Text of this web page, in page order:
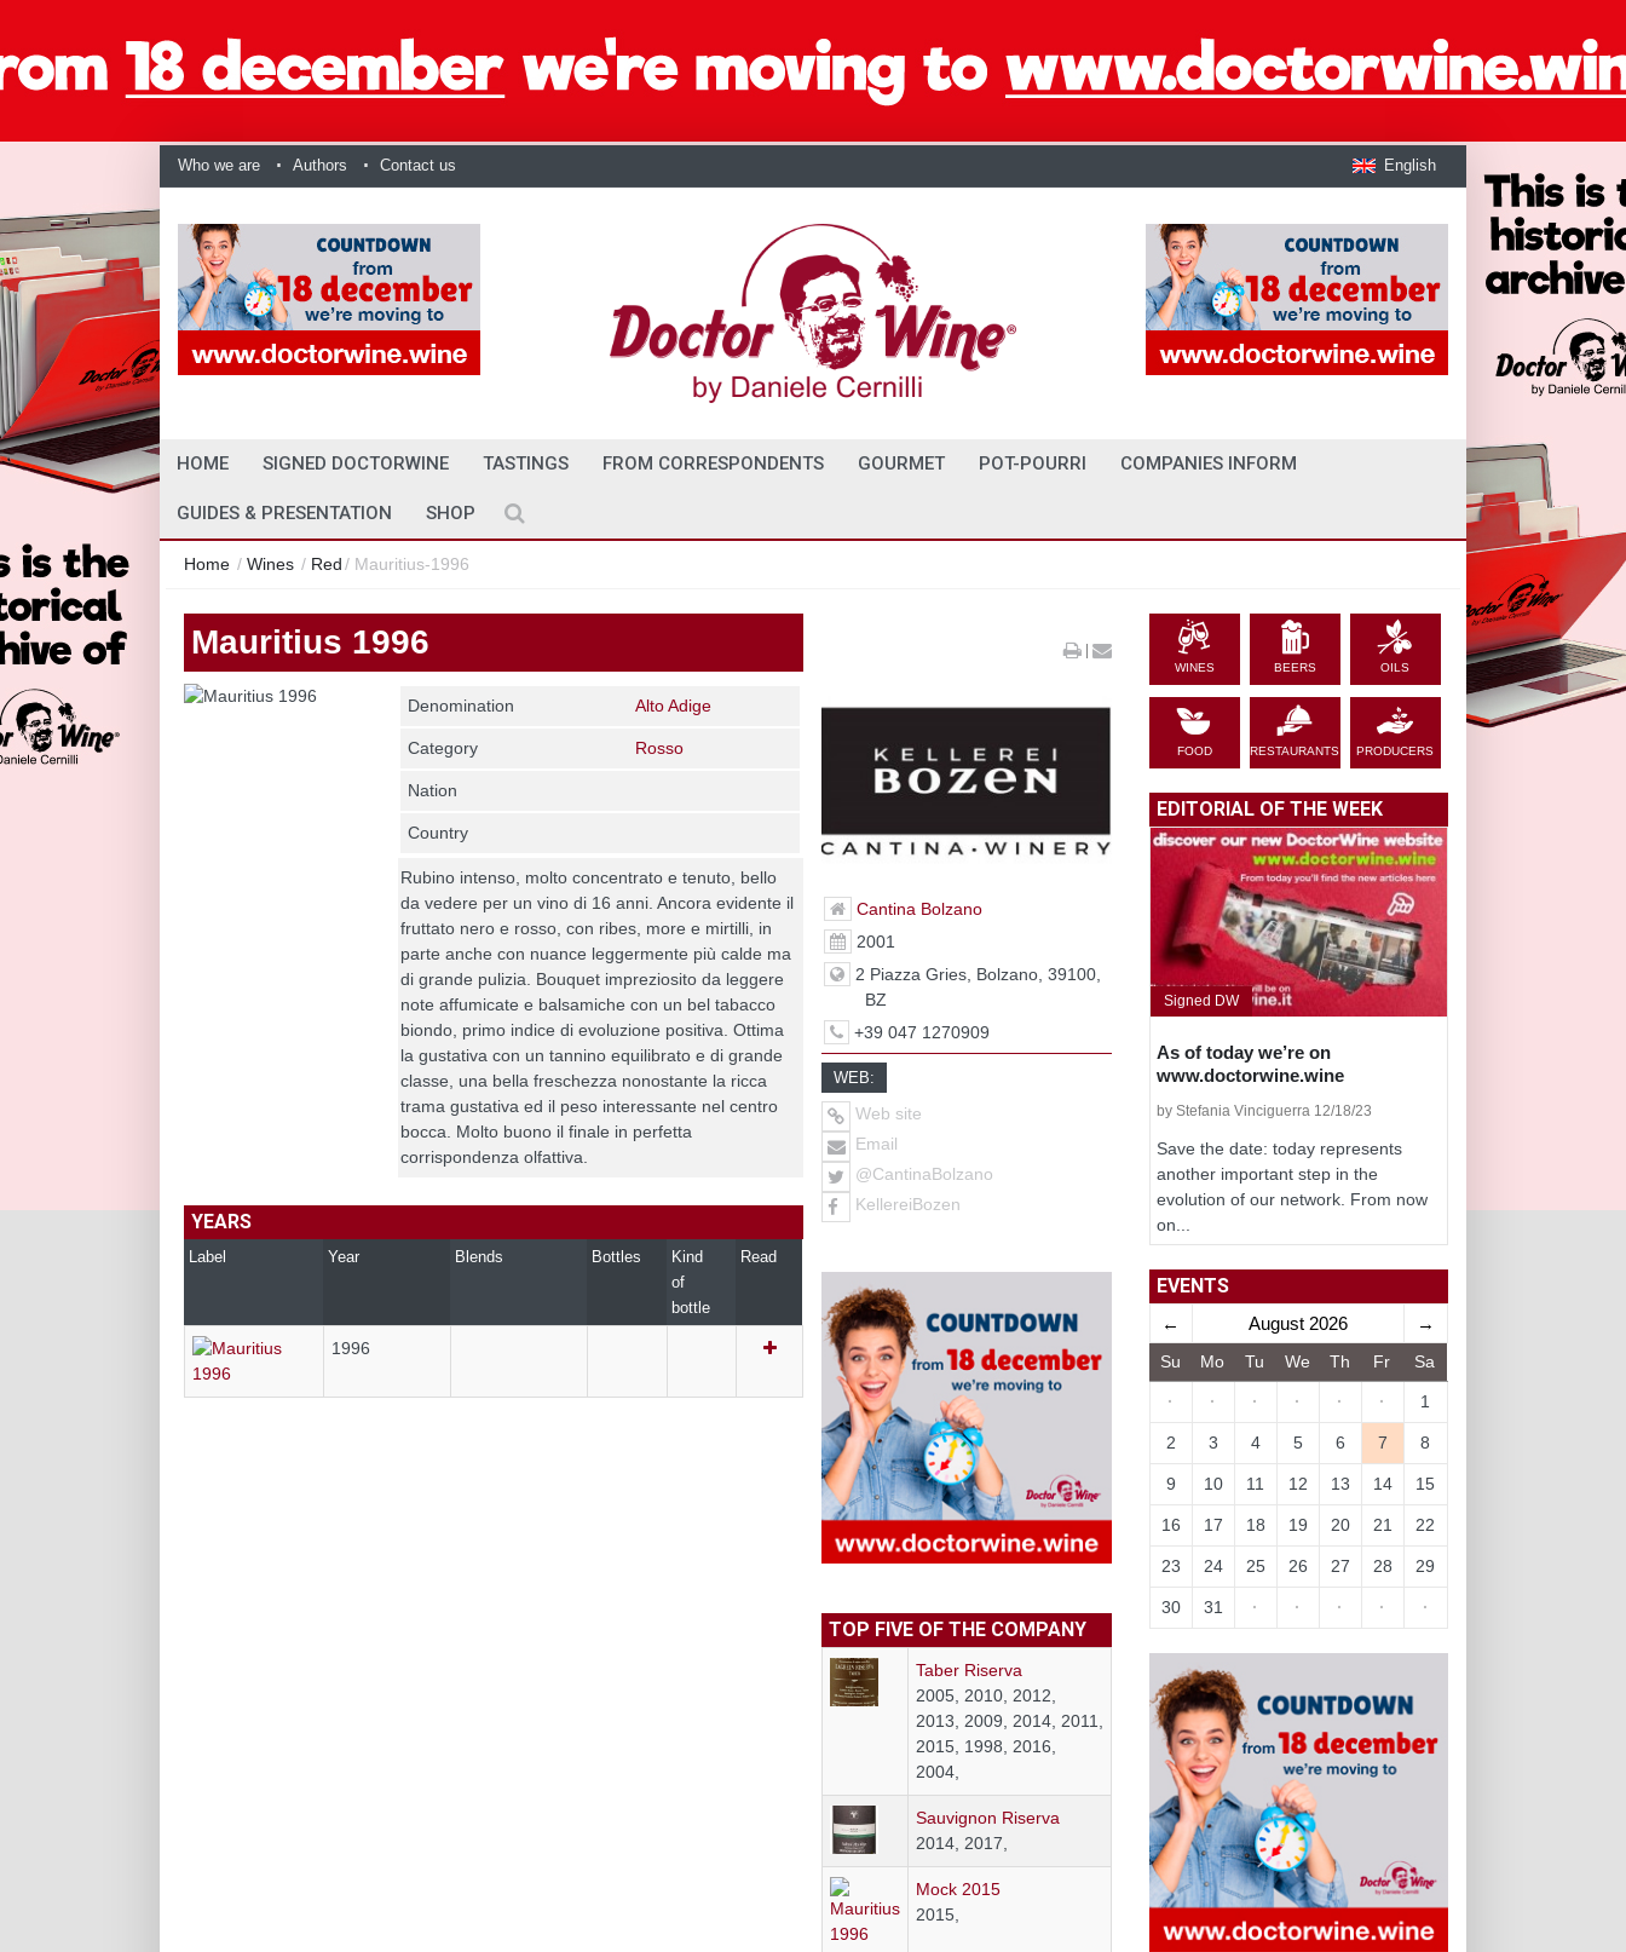
Who we are Authors Contact us English
HOME SIGNED DOCTORWINE TASTINGS FROM CORRESPONDENTS GOURMET POT-POURRI COMPANIES INFORM
GUIDES & PRESENTATION SHOP
Home / Wines / Red/ Mauritius-1996
Mauritius 1996
Denomination Alto Adige
Category Rosso
Nation
Country
Rubino intenso, molto concentrato e tenuto, bello
da vedere per un vino di 16 anni. Ancora evidente il
fruttato nero e rosso, con ribes, more e mirtilli, in
parte anche con nuance leggermente più calde ma
di grande pulizia. Bouquet impreziosito da leggere
note affumicate e balsamiche con un bel tabacco
biondo, primo indice di evoluzione positiva. Ottima
la gustativa con un tannino equilibrato e di grande
classe, una bella freschezza nonostante la ricca
trama gustativa ed il peso interessante nel centro
bocca. Molto buono il finale in perfetta
corrispondenza olfattiva.
YEARS
Label Year Blends Bottles
Kind
of
bottle
Read
1996
|
Cantina Bolzano
2001
2 Piazza Gries, Bolzano, 39100,
BZ
+39 047 1270909
WEB:
Web site
Email
@CantinaBolzano
KellereiBozen
TOP FIVE OF THE COMPANY
Taber Riserva
2005, 2010, 2012,
2013, 2009, 2014, 2011,
2015, 1998, 2016,
2004,
Sauvignon Riserva
2014, 2017,
Mock 2015
2015,
WINES BEERS OILS
FOOD RESTAURANTS PRODUCERS
EDITORIAL OF THE WEEK
Signed DW
As of today we’re on
www.doctorwine.wine
by Stefania Vinciguerra 12/18/23
Save the date: today represents
another important step in the
evolution of our network. From now
on...
EVENTS
← August 2026 →
Su Mo Tu We Th Fr Sa
· · · · · · 1
2 3 4 5 6 7 8
9 10 11 12 13 14 15
16 17 18 19 20 21 22
23 24 25 26 27 28 29
30 31 · · · · ·